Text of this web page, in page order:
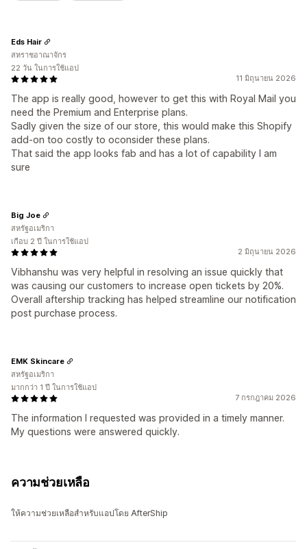
11 มิถุนายน 2026
The app is really good, however to get this with Royal Mail you
need the Premium and Enterprise plans.
Sadly given the size of our store, this would make this Shopify
add-on too costly to oconsider these plans.
That said the app looks fab and has a lot of capability I am
sure
Eds Hair
สหราชอาณาจักร
22 วัน ในการใช้แอป
2 มิถุนายน 2026
Vibhanshu was very helpful in resolving an issue quickly that
was causing our customers to increase open tickets by 20%.
Overall aftership tracking has helped streamline our notification
post purchase process.
Big Joe
สหรัฐอเมริกา
เกือบ 2 ปี ในการใช้แอป
7 กรกฎาคม 2026
The information I requested was provided in a timely manner.
My questions were answered quickly.
EMK Skincare
สหรัฐอเมริกา
มากกว่า 1 ปี ในการใช้แอป
ความช่วยเหลือ
ให้ความช่วยเหลือสำหรับแอปโดย AfterShip